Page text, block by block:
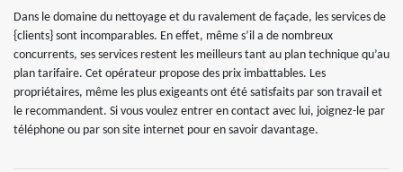
Dans le domaine du nettoyage et du ravalement de façade, les services de
{clients} sont incomparables. En effet, même s’il a de nombreux
concurrents, ses services restent les meilleurs tant au plan technique qu’au
plan tarifaire. Cet opérateur propose des prix imbattables. Les
propriétaires, même les plus exigeants ont été satisfaits par son travail et
le recommandent. Si vous voulez entrer en contact avec lui, joignez-le par
téléphone ou par son site internet pour en savoir davantage.